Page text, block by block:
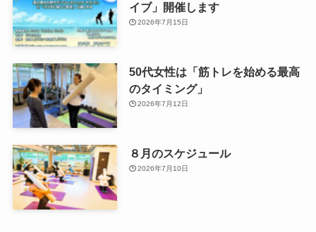
イブ」開催します
2026年7月15日
50代女性は「筋トレを始める最高
のタイミング」
2026年7月12日
８月のスケジュール
2026年7月10日